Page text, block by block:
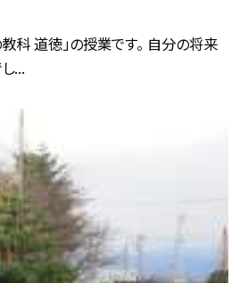
教科 道徳」の授業です。 自分の将来
...